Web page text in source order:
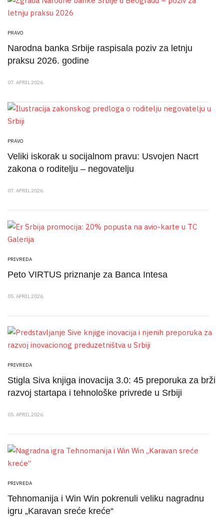
PRAVO
Narodna banka Srbije raspisala poziv za letnju
praksu 2026. godine
07. APRIL 2026.
PRAVO
Veliki iskorak u socijalnom pravu: Usvojen Nacrt
zakona o roditelju – negovatelju
07. APRIL 2026.
PRIVREDA
Peto VIRTUS priznanje za Banca Intesa
05. APRIL 2026.
PRIVREDA
Stigla Siva knjiga inovacija 3.0: 45 preporuka za brži
razvoj startapa i tehnološke privrede u Srbiji
05. APRIL 2026.
PRIVREDA
Tehnomanija i Win Win pokrenuli veliku nagradnu
igru „Karavan sreće kreće“